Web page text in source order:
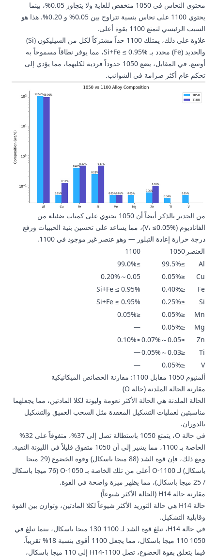
محتوى النحاس في 1050 منخفض للغاية ولا يتجاوز 0.05%، بينما
يحتوي 1100 على نحاس بنسبة تتراوح بين 0.05% و 0.20%. هذا هو
السبب الرئيسي لتمتع 1100 بقوة أعلى.
علاوة على ذلك، يمتلك 1100 حداً مشتركاً لكل من السيليكون (Si)
والحديد (Fe) محدد بـ Si+Fe ≤ 0.95%، مما يوفر نطاقاً مسموحاً به
أوسع. في المقابل، يضع 1050 حدوداً فردية لكليهما، مما يؤدي إلى
تحكم عام أكثر صرامة في الشوائب.
من الجدير بالذكر أيضاً أن 1050 يحتوي على كميات ضئيلة من
الفاناديوم (V، ≤0.05%)، مما يساعد على تحسين بنية الحبيبات ورفع
درجة حرارة إعادة التبلور — وهو عنصر غير موجود في 1100.
العنصر 1050
1100
Al
≥99.5%
≥99.0%
Cu
≤0.05%
0.05～0.20%
Fe
≤0.40%
Si+Fe ≤ 0.95%
Si
≤0.25%
Si+Fe ≤ 0.95%
Mn
≤0.05%
≤0.05%
Mg
≤0.05%
—
Zn
≤0.05～0.07%
≤0.10%
Ti
≤0.03～0.05%
—
V
≤0.05%
—
ألمنيوم 1050 مقابل 1100: مقارنة الخصائص الميكانيكية
مقارنة الحالة الملدنة (حالة O)
الحالة الملدنة هي الحالة الأكثر نعومة وليونة لكلا المادتين، مما يجعلهما
مناسبتين لعمليات التشكيل المعقدة مثل السحب العميق والتشكيل
بالدوران.
في حالة O
، يتمتع 1050 باستطالة تصل إلى 37%، متفوقاً على 32%
الخاصة بـ 1100، مما يشير إلى أن 1050 متفوق قليلاً في الليونة النقية.
ومع ذلك، فإن قوة الشد (88 ميجا باسكال) وقوة الخضوع (29 ميجا
باسكال) لـ 1100-O أعلى من تلك الخاصة بـ 1050-O (76 ميجا باسكال
/ 25 ميجا باسكال)، مما يظهر ميزة واضحة في القوة.
مقارنة حالة H14 (الحالة الأكثر شيوعاً)
حالة H14 هي حالة التوريد الأكثر شيوعاً لكلا المادتين، وتوازن بين القوة
وقابلية التشكيل.
في حالة H14، تبلغ قوة الشد لـ 1100 130 ميجا باسكال، بينما تبلغ في
1050 110 ميجا باسكال، مما يجعل 1100 أقوى بنسبة 18% تقريباً.
فيما يتعلق بقوة الخضوع، تصل 1100-H14 إلى 110 ميجا باسكال،